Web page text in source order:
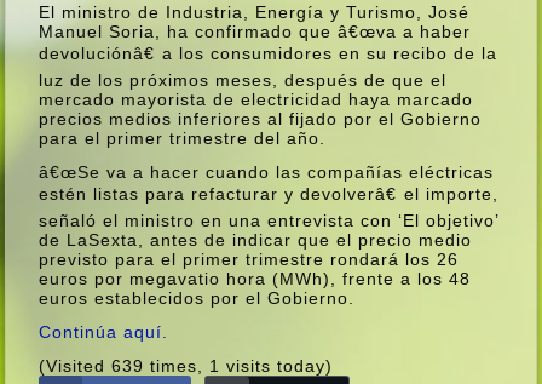
El ministro de Industria, Energí­a y Turismo, José
Manuel Soria, ha confirmado que â€œva a haber
devoluciónâ€ a los consumidores en su recibo de la
luz de los próximos meses, después de que el
mercado mayorista de electricidad haya marcado
precios medios inferiores al fijado por el Gobierno
para el primer trimestre del año.
â€œSe va a hacer cuando las compañí­as eléctricas
estén listas para refacturar y devolverâ€ el importe,
señaló el ministro en una entrevista con ‘El objetivo’
de LaSexta, antes de indicar que el precio medio
previsto para el primer trimestre rondará los 26
euros por megavatio hora (MWh), frente a los 48
euros establecidos por el Gobierno.
Continúa aquí­.
(Visited 639 times, 1 visits today)